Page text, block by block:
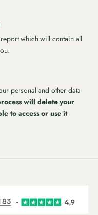
which will contain all
personal and other data
will delete your
to access or use it